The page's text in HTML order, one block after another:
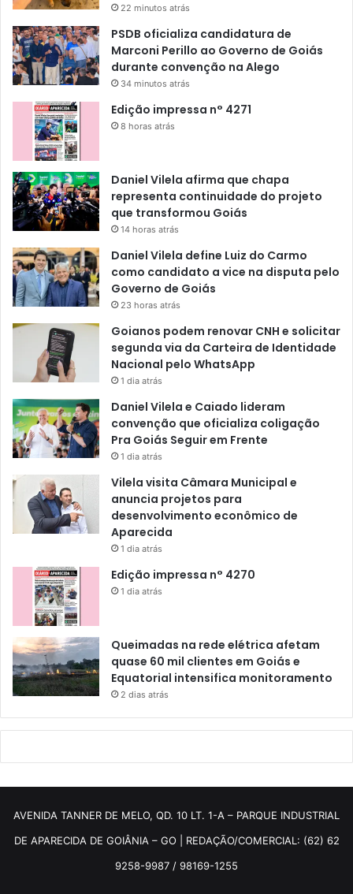
22 minutos atrás
PSDB oficializa candidatura de
Marconi Perillo ao Governo de Goiás
durante convenção na Alego
34 minutos atrás
Edição impressa n° 4271
8 horas atrás
Daniel Vilela afirma que chapa
representa continuidade do projeto
que transformou Goiás
14 horas atrás
Daniel Vilela define Luiz do Carmo
como candidato a vice na disputa pelo
Governo de Goiás
23 horas atrás
Goianos podem renovar CNH e solicitar
segunda via da Carteira de Identidade
Nacional pelo WhatsApp
1 dia atrás
Daniel Vilela e Caiado lideram
convenção que oficializa coligação
Pra Goiás Seguir em Frente
1 dia atrás
Vilela visita Câmara Municipal e
anuncia projetos para
desenvolvimento econômico de
Aparecida
1 dia atrás
Edição impressa n° 4270
1 dia atrás
Queimadas na rede elétrica afetam
quase 60 mil clientes em Goiás e
Equatorial intensifica monitoramento
2 dias atrás
AVENIDA TANNER DE MELO, QD. 10 LT. 1-A – PARQUE INDUSTRIAL
DE APARECIDA DE GOIÂNIA – GO | REDAÇÃO/COMERCIAL: (62) 62
9258-9987 / 98169-1255